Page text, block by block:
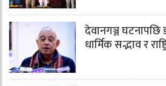
देवानगञ्ज
धार्मिक सद्भाव र